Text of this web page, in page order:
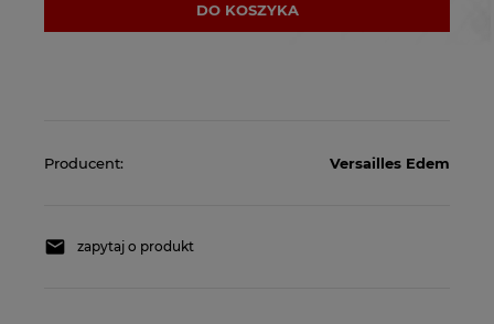
DO KOSZYKA
Producent: Versailles Edem
zapytaj o produkt